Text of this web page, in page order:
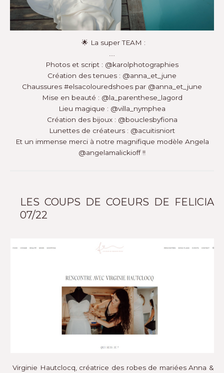
🌟 La super TEAM :⁠
….⁠
Photos et script : @karolphotographies
Création des tenues : @anna_et_june
Chaussures #elsacolouredshoes par @anna_et_june
Mise en beauté : @la_parenthese_lagord
Lieu magique : @villa_nymphea
Création des bijoux : @bouclesbyfiona
Lunettes de créateurs : @acuitisniort
Et un immense merci à notre magnifique modèle Angela
@angelamalickioff!!⁠
LES COUPS DE COEURS DE FELICIA
07/22
Virginie Hautclocq, créatrice des robes de mariées Anna &